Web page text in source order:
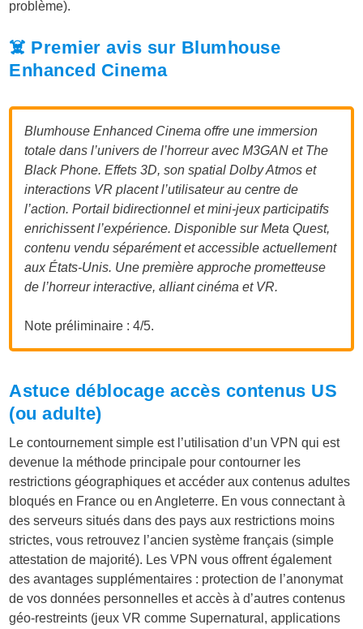
problème).
☠️ Premier avis sur Blumhouse
Enhanced Cinema
Blumhouse Enhanced Cinema offre une immersion
totale dans l’univers de l’horreur avec M3GAN et The
Black Phone. Effets 3D, son spatial Dolby Atmos et
interactions VR placent l’utilisateur au centre de
l’action. Portail bidirectionnel et mini-jeux participatifs
enrichissent l’expérience. Disponible sur Meta Quest,
contenu vendu séparément et accessible actuellement
aux États-Unis. Une première approche prometteuse
de l’horreur interactive, alliant cinéma et VR.
Note préliminaire : 4/5.
Astuce déblocage accès contenus US
(ou adulte)
Le contournement simple est l’utilisation d’un VPN qui est
devenue la méthode principale pour contourner les
restrictions géographiques et accéder aux contenus adultes
bloqués en France ou en Angleterre. En vous connectant à
des serveurs situés dans des pays aux restrictions moins
strictes, vous retrouvez l’ancien système français (simple
attestation de majorité). Les VPN vous offrent également
des avantages supplémentaires : protection de l’anonymat
de vos données personnelles et accès à d’autres contenus
géo-restreints (jeux VR comme Supernatural, applications